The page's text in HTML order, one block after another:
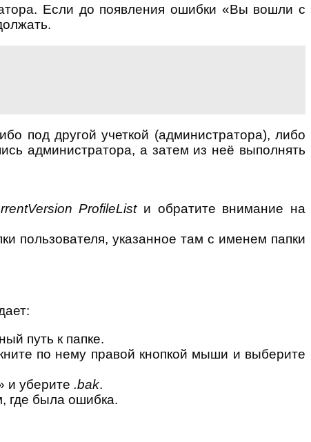
Если до появления ошибки «Вы вошли с
под другой учеткой (администратора), либо
администратора, а затем из неё выполнять
ProfileListи обратите внимание на
пользователя, указанное там с именем папки
путь к папке.
по нему правой кнопкой мыши и выберите
и уберите .bak.
где была ошибка.